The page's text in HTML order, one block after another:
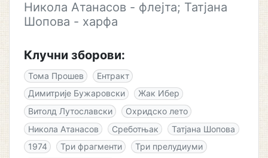
Никола Атанасов - флејта; Татјана
Шопова - харфа
Клучни зборови:
Тома Прошев
Ентракт
Димитрије Бужаровски
Жак Ибер
Витолд Лутославски
Охридско лето
Никола Атанасов
Среботњак
Татјана Шопова
1974
Три фрагменти
Три прелудиуми